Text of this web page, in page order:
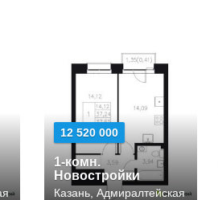
12 520 000
1-комн.
Новостройки
Казань, Адмиралтейская